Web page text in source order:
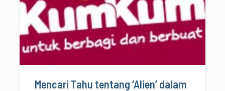
Mencari Tahu tentang ‘Alien’ dalam